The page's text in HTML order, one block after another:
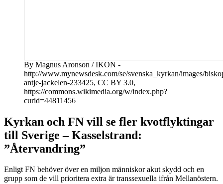
By Magnus Aronson / IKON -
http://www.mynewsdesk.com/se/svenska_kyrkan/images/
antje-jackelen-233425, CC BY 3.0,
https://commons.wikimedia.org/w/index.php?
curid=44811456
Kyrkan och FN vill se fler kvotflyktingar
till Sverige – Kasselstrand:
”Återvandring”
Enligt FN behöver över en miljon människor akut skydd och en
grupp som de vill prioritera extra är transsexuella ifrån Mellanöstern.